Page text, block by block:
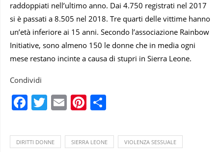
raddoppiati nell’ultimo anno. Dai 4.750 registrati nel 2017
si è passati a 8.505 nel 2018. Tre quarti delle vittime hanno
un’età inferiore ai 15 anni. Secondo l’associazione Rainbow
Initiative, sono almeno 150 le donne che in media ogni
mese restano incinte a causa di stupri in Sierra Leone.
Condividi
Facebook
Twitter
EmailPinterest
DIRITTI DONNE SIERRA LEONE VIOLENZA SESSUALE